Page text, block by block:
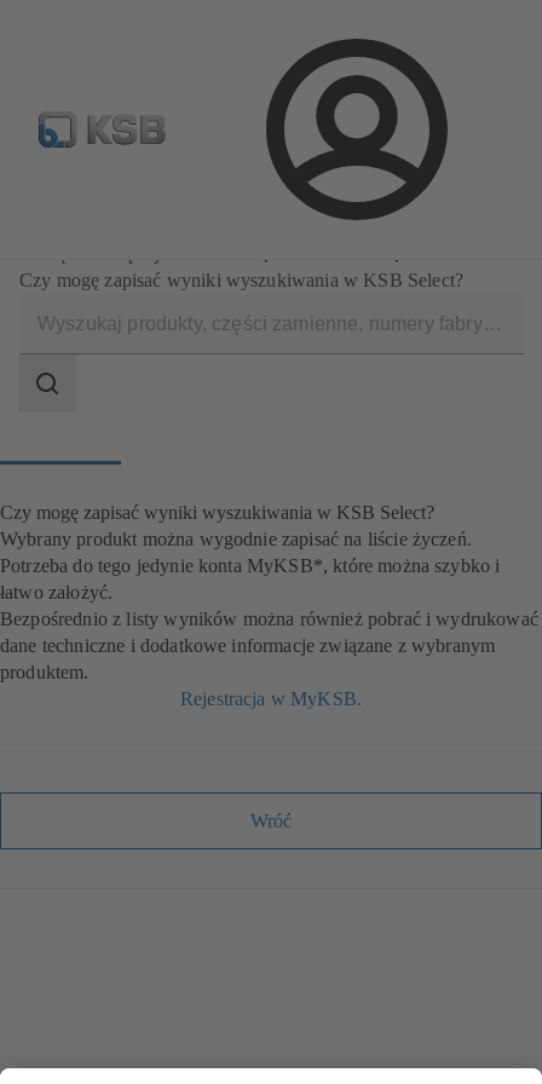
Login
Wyszukiwanie części zamiennych Konfiguracja produktu
Czy mogę zapisać wyniki wyszukiwania w KSB Select?
wyszukiwania
Zakres
Czy mogę zapisać wyniki wyszukiwania w KSB Select?
Wybrany produkt można wygodnie zapisać na liście życzeń.
Potrzeba do tego jedynie konta MyKSB*, które można szybko i
łatwo założyć.
Bezpośrednio z listy wyników można również pobrać i wydrukować
dane techniczne i dodatkowe informacje związane z wybranym
produktem.
Rejestracja w MyKSB.
Wróć